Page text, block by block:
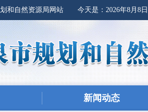
划和自然资源局网站 今天是： 2026年8月8
新闻动态